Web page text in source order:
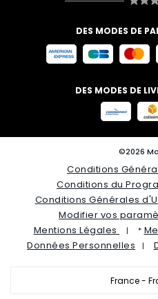
DES MODES DE
DES MODES DE
©2026
Conditions
Conditions du
Conditions Générales
Modifier vos
Mentions Légales
*
Données Personnelles
France -